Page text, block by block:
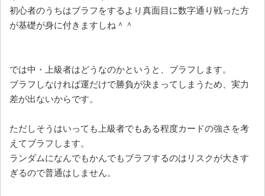
初心者のうちはブラフをするより真面目に数字通り戦った方
が基礎が身に付きますしね＾＾
では中・上級者はどうなのかというと、ブラフします。
ブラフしなければ運だけで勝負が決まってしまうため、実力
差が出ないからです。
ただしそうはいっても上級者でもある程度カードの強さを考
えてブラフします。
ランダムになんでもかんでもブラフするのはリスクが大きす
ぎるので普通はしません。